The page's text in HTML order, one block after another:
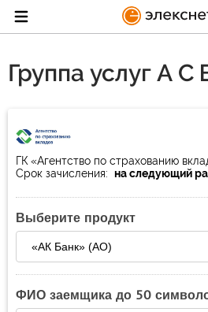
Группа услуг А С
ГК «Агентство по страхованию
Срок зачисления: на следующий
Выберите продукт
ФИО заемщика до 50